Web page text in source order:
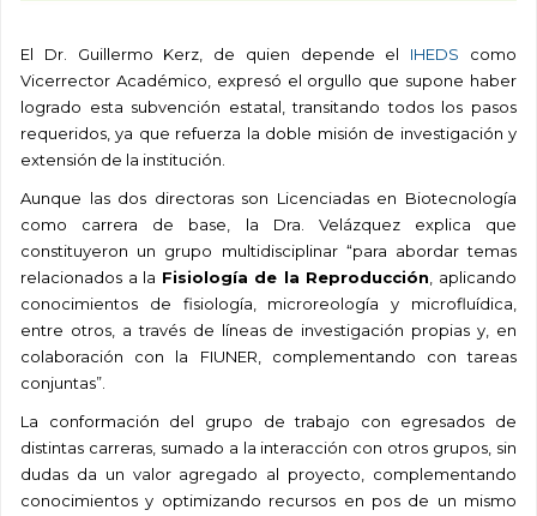
El Dr. Guillermo Kerz, de quien depende el IHEDS como
Vicerrector Académico, expresó el orgullo que supone haber
logrado esta subvención estatal, transitando todos los pasos
requeridos, ya que refuerza la doble misión de investigación y
extensión de la institución.
Aunque las dos directoras son Licenciadas en Biotecnología
como carrera de base, la Dra. Velázquez explica que
constituyeron un grupo multidisciplinar “para abordar temas
relacionados a la Fisiología de la Reproducción , aplicando
conocimientos de fisiología, microreología y microfluídica,
entre otros, a través de líneas de investigación propias y, en
colaboración con la FIUNER, complementando con tareas
conjuntas”.
La conformación del grupo de trabajo con egresados de
distintas carreras, sumado a la interacción con otros grupos, sin
dudas da un valor agregado al proyecto, complementando
conocimientos y optimizando recursos en pos de un mismo